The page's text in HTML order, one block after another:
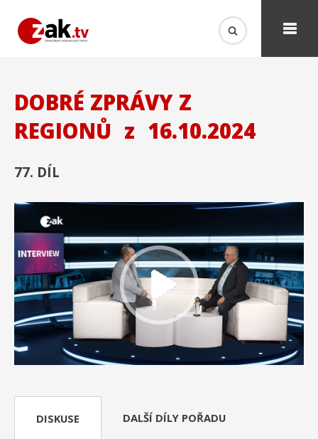
DOBRÉ ZPRÁVY Z
REGIONŮ z 16.10.2024
77. DÍL
DISKUSE DALŠÍ DÍLY POŘADU